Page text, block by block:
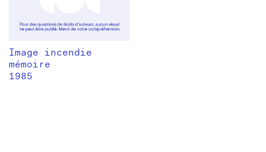
Image incendie
mémoire
1985